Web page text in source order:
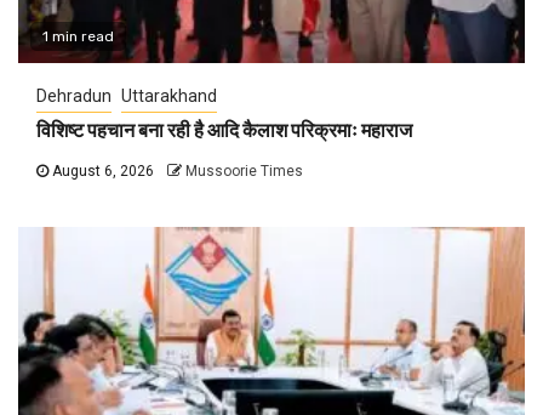
1 min read
Dehradun Uttarakhand
विशिष्ट पहचान बना रही है आदि कैलाश परिक्रमाः महाराज
August 6, 2026 Mussoorie Times